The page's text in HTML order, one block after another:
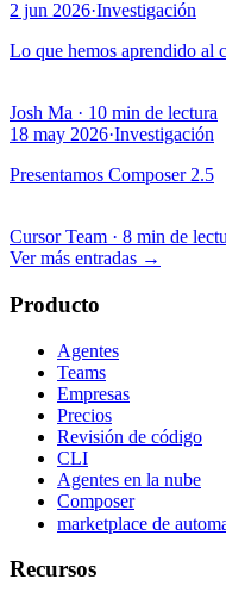
2 jun 2026·Investigación
Lo que hemos aprendido al
Josh Ma · 10 min de lectura
18 may 2026·Investigación
Presentamos Composer 2.5
Cursor Team · 8 min de
Ver más entradas →
Producto
Agentes
Teams
Empresas
Precios
Revisión de código
CLI
Agentes en la nube
Composer
marketplace de
Recursos